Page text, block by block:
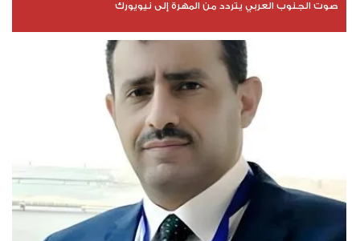
صوت الجنوب العربي يتردد من المهرة إلى نيويورك